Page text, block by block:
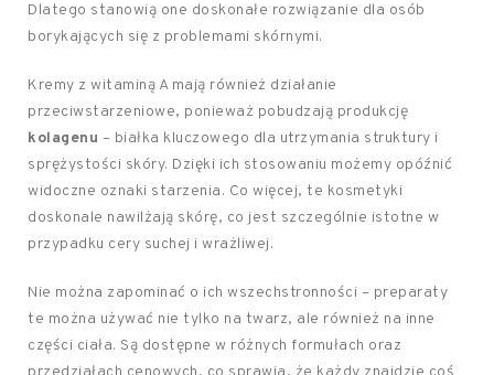
Dlatego stanowią one doskonałe rozwiązanie dla osób
borykających się z problemami skórnymi.
Kremy z witaminą A mają również działanie
przeciwstarzeniowe, ponieważ pobudzają produkcję
kolagenu – białka kluczowego dla utrzymania struktury i
sprężystości skóry. Dzięki ich stosowaniu możemy opóźnić
widoczne oznaki starzenia. Co więcej, te kosmetyki
doskonale nawilżają skórę, co jest szczególnie istotne w
przypadku cery suchej i wrażliwej.
Nie można zapominać o ich wszechstronności – preparaty
te można używać nie tylko na twarz, ale również na inne
części ciała. Są dostępne w różnych formułach oraz